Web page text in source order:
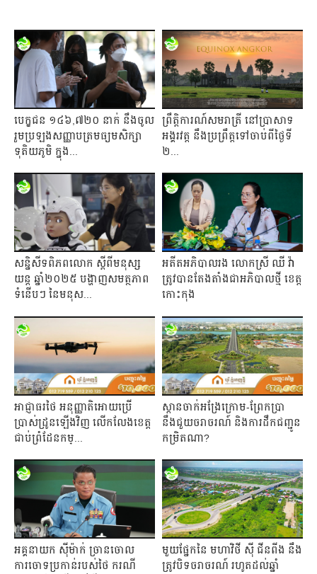
បេក្ខជន ១៤៦,៧២០ នាក់ នឹងចូល
រួមប្រឡងសញ្ញាបត្រមធ្យមសិក្សា
ទុតិយភូមិ ក្នុង...
ព្រឹត្តិការណ៍សមរាត្រី នៅប្រាសាទ
អង្គរវត្ត នឹងប្រព្រឹត្តទៅចាប់ពីថ្ងៃទី
២...
សន្និសីទពិភពលោក ស្តីពីមនុស្ស
យន្ត ឆ្នាំ២០២៥ បង្ហាញសមត្ថភាព
ទំនើបៗ នៃមនុស...
អតីតអភិបាលរង លោកស្រី ឈី វ៉ា
ត្រូវបានតែងតាំងជាអភិបាលថ្មី ខេត្ត
កោះកុង
អាជ្ញាធរថៃ អនុញ្ញាតិអោយប្រើ
ប្រាស់ដ្រូនឡើងវិញ លើកលែងខេត្ត
ជាប់ព្រំដែនកម្...
ស្ពានចាក់អង្រែក្រោម-ព្រែកប្រា
នឹងជួយចរាចរណ៍ និងការដឹកជញ្ជូន
កម្រិតណា?
អគ្គនាយក ស៊ីម៉ាក់ ច្រានចោល
ការចោទប្រកាន់របស់ថៃ ករណី
មួយផ្នែកនៃ មហាវិថី ស៊ី ជីនពីង នឹង
ត្រូវបិទចរាចរណ៍ រហូតដល់ឆ្នាំ